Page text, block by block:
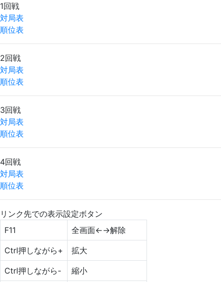
1回戦
対局表
順位表
2回戦
対局表
順位表
3回戦
対局表
順位表
4回戦
対局表
順位表
リンク先での表示設定ボタン
F11
全画面←→解除
Ctrl押しながら+ 拡大
Ctrl押しながら- 縮小